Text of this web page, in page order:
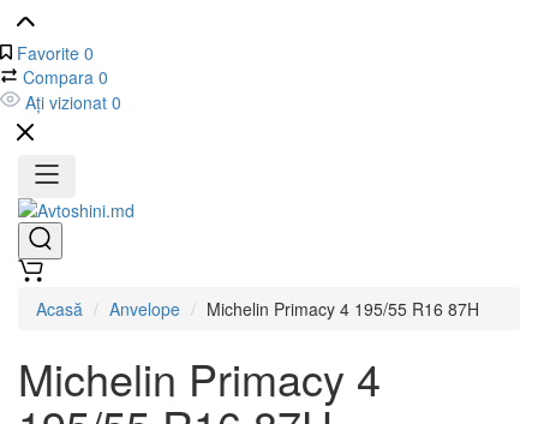
Favorite 0
Compara 0
Ați vizionat 0
Acasă Anvelope Michelin Primacy 4 195/55 R16 87H
Michelin Primacy 4